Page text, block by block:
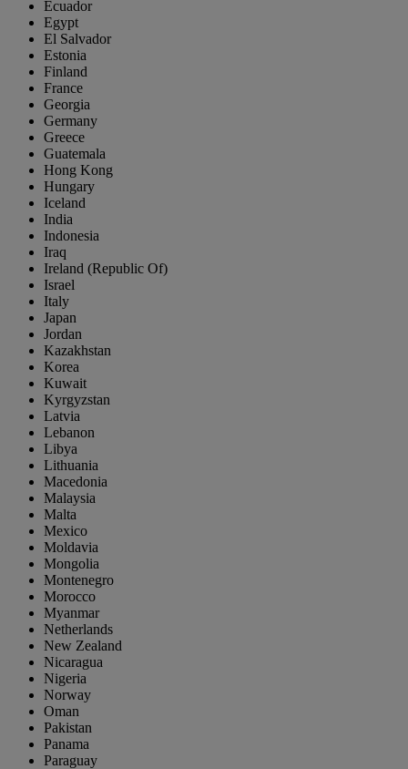
Ecuador
Egypt
El Salvador
Estonia
Finland
France
Georgia
Germany
Greece
Guatemala
Hong Kong
Hungary
Iceland
India
Indonesia
Iraq
Ireland (Republic Of)
Israel
Italy
Japan
Jordan
Kazakhstan
Korea
Kuwait
Kyrgyzstan
Latvia
Lebanon
Libya
Lithuania
Macedonia
Malaysia
Malta
Mexico
Moldavia
Mongolia
Montenegro
Morocco
Myanmar
Netherlands
New Zealand
Nicaragua
Nigeria
Norway
Oman
Pakistan
Panama
Paraguay